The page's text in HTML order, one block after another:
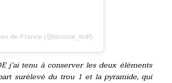
de France (@lacoste_lodf)
j’ai tenu à conserver les deux éléments
surélevé du trou 1 et la pyramide, qui